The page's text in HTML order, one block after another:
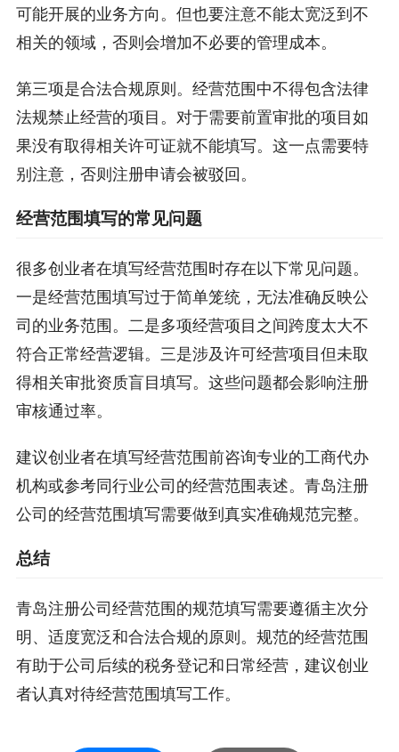
可能开展的业务方向。但也要注意不能太宽泛到不
相关的领域，否则会增加不必要的管理成本。
第三项是合法合规原则。经营范围中不得包含法律
法规禁止经营的项目。对于需要前置审批的项目如
果没有取得相关许可证就不能填写。这一点需要特
别注意，否则注册申请会被驳回。
经营范围填写的常见问题
很多创业者在填写经营范围时存在以下常见问题。
一是经营范围填写过于简单笼统，无法准确反映公
司的业务范围。二是多项经营项目之间跨度太大不
符合正常经营逻辑。三是涉及许可经营项目但未取
得相关审批资质盲目填写。这些问题都会影响注册
审核通过率。
建议创业者在填写经营范围前咨询专业的工商代办
机构或参考同行业公司的经营范围表述。青岛注册
公司的经营范围填写需要做到真实准确规范完整。
总结
青岛注册公司经营范围的规范填写需要遵循主次分
明、适度宽泛和合法合规的原则。规范的经营范围
有助于公司后续的税务登记和日常经营，建议创业
者认真对待经营范围填写工作。